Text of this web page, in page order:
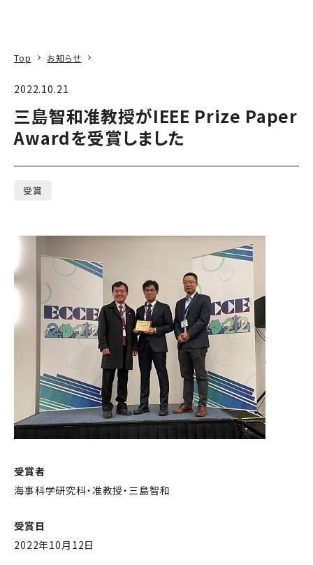
Top お知らせ
2022.10.21
三島智和准教授がIEEE Prize Paper
Awardを受賞しました
受賞
受賞者
海事科学研究科・准教授・三島智和
受賞日
2022年10月12日